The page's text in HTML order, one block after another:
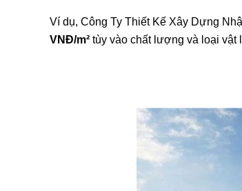
Ví dụ, Công Ty Thiết Kế Xây Dựng
VNĐ/m² tùy vào chất lượng và loại vật